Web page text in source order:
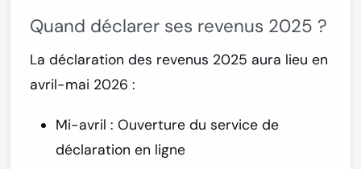
Quand déclarer ses revenus 2025 ?
La déclaration des revenus 2025 aura lieu en
avril-mai 2026 :
Mi-avril : Ouverture du service de
déclaration en ligne